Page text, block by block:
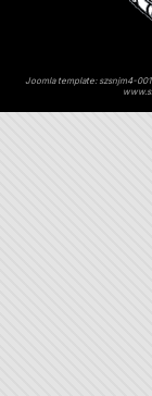
Joomla template: szsnjm4-